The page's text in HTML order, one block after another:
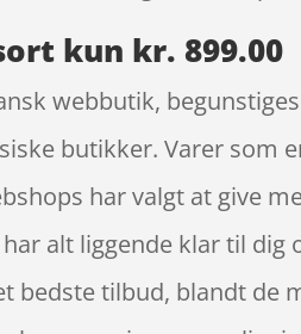
kun kr. 899.00
webbutik,
butikker. Varer som
har valgt at give
alt liggende klar til
bedste tilbud, blandt de